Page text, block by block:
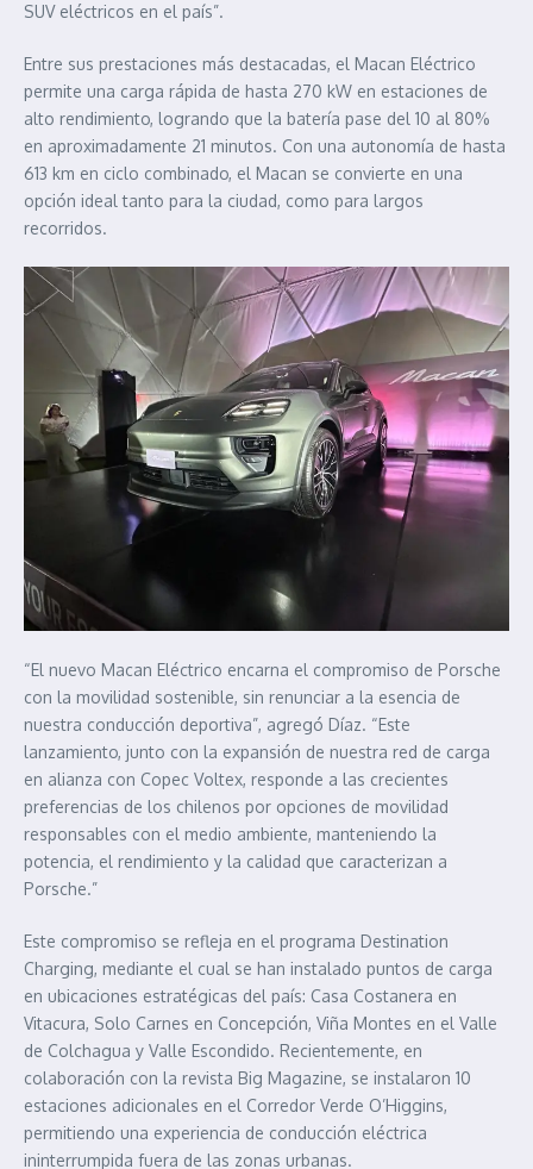
SUV eléctricos en el país”.
Entre sus prestaciones más destacadas, el Macan Eléctrico
permite una carga rápida de hasta 270 kW en estaciones de
alto rendimiento, logrando que la batería pase del 10 al 80%
en aproximadamente 21 minutos. Con una autonomía de hasta
613 km en ciclo combinado, el Macan se convierte en una
opción ideal tanto para la ciudad, como para largos
recorridos.
“El nuevo Macan Eléctrico encarna el compromiso de Porsche
con la movilidad sostenible, sin renunciar a la esencia de
nuestra conducción deportiva”, agregó Díaz. “Este
lanzamiento, junto con la expansión de nuestra red de carga
en alianza con Copec Voltex, responde a las crecientes
preferencias de los chilenos por opciones de movilidad
responsables con el medio ambiente, manteniendo la
potencia, el rendimiento y la calidad que caracterizan a
Porsche.”
Este compromiso se refleja en el programa Destination
Charging, mediante el cual se han instalado puntos de carga
en ubicaciones estratégicas del país: Casa Costanera en
Vitacura, Solo Carnes en Concepción, Viña Montes en el Valle
de Colchagua y Valle Escondido. Recientemente, en
colaboración con la revista Big Magazine, se instalaron 10
estaciones adicionales en el Corredor Verde O’Higgins,
permitiendo una experiencia de conducción eléctrica
ininterrumpida fuera de las zonas urbanas.